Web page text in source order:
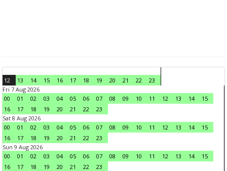
12 13 14 15 16 17 18 19 20 21 22
23
Fri 7 Aug 2026
00
01 02 03 04 05 06 07 08 09 10 11 12 13 14
15
16
17 18 19 20 21 22
23
Sat 8 Aug 2026
00
01 02 03 04 05 06 07 08 09 10 11 12 13 14
15
16
17 18 19 20 21 22
23
Sun 9 Aug 2026
00
01 02 03 04 05 06 07 08 09 10 11 12 13 14
15
16
17 18 19 20 21 22
23